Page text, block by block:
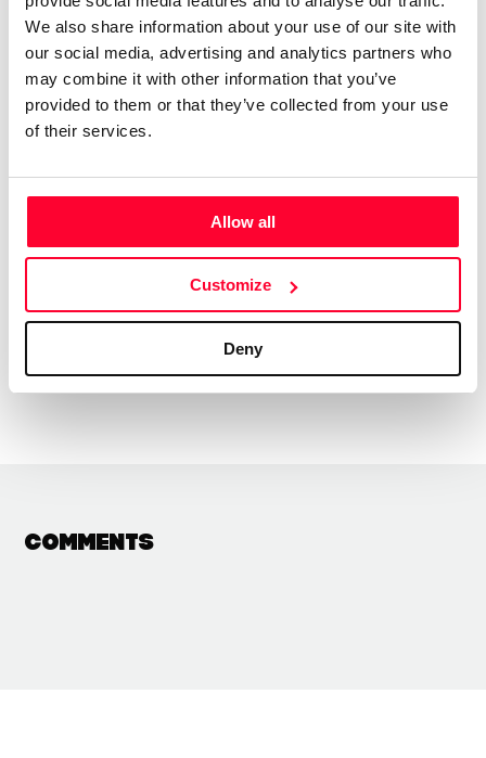
We also share information about your use of our site with
our social media, advertising and analytics partners who
may combine it with other information that you’ve
provided to them or that they’ve collected from your use
of their services.
Allow all
Customize
Deny
Registered at Safe Creative
Code:
2601284386255
Date:
Jan 28 2026 06:02 UTC
Composer:
Sergey Leonov
Sergey Leonov
Usage in AI:
More information
Comments